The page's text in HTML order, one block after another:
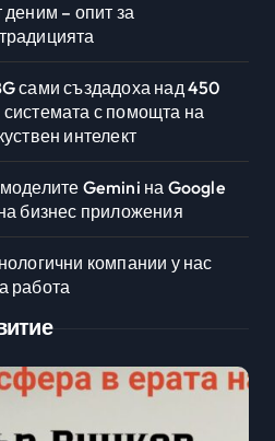
деним – опит за
сами създадоха над 450
с помощта на
интелект
Gemini на Google
бизнес приложения
компании у нас
работа